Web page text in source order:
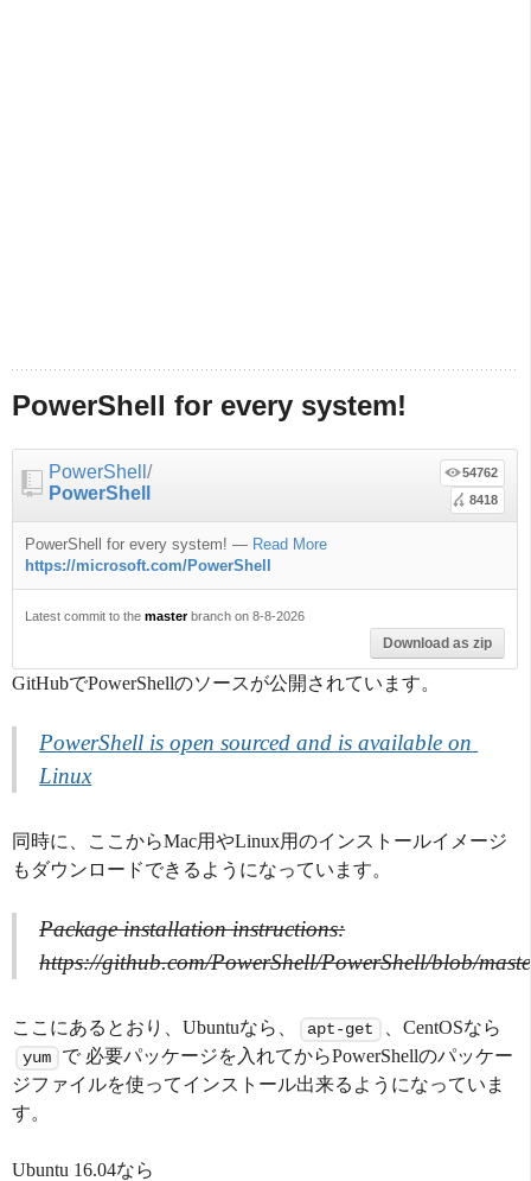
PowerShell for every system!
PowerShell /
PowerShell
54762
8418
PowerShell for every system! — Read More
https://microsoft.com/PowerShell
Latest commit to the masterbranch on 8-8-2026
Download as zip
GitHubでPowerShellのソースが公開されています。
PowerShell is open sourced and is available on
Linux
同時に、ここからMac用やLinux用のインストールイメージ
もダウンロードできるようになっています。
Package installation instructions:
https://github.com/PowerShell/PowerShell/blob/
ここにあるとおり、Ubuntuなら、 apt-get 、CentOSなら
yum
で 必要パッケージを入れてからPowerShellのパッケー
ジファイルを使ってインストール出来るようになっていま
す。
Ubuntu 16.04なら